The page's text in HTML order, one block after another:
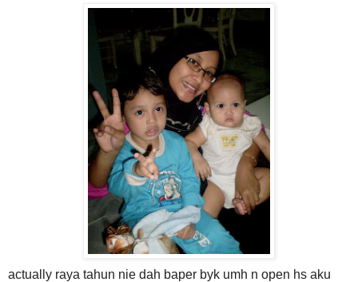
actually raya tahun nie dah baper byk umh n open hs aku